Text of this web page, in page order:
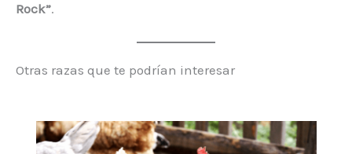
Rock”.
Otras razas que te podrían interesar